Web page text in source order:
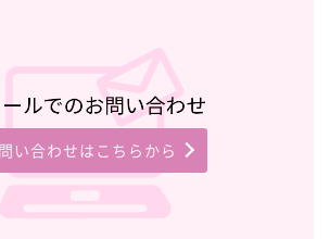
い合わせはこちらから